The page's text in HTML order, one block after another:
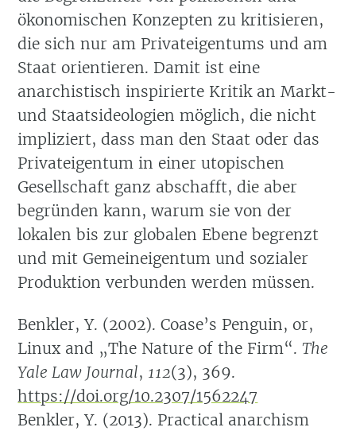
ökonomischen Konzepten zu kritisieren,
die sich nur am Privateigentums und am
Staat orientieren. Damit ist eine
anarchistisch inspirierte Kritik an Markt-
und Staatsideologien möglich, die nicht
impliziert, dass man den Staat oder das
Privateigentum in einer utopischen
Gesellschaft ganz abschafft, die aber
begründen kann, warum sie von der
lokalen bis zur globalen Ebene begrenzt
und mit Gemeineigentum und sozialer
Produktion verbunden werden müssen.
Benkler, Y. (2002). Coase’s Penguin, or,
Linux and „The Nature of the Firm“.The
Yale Law Journal, 112(3), 369.
https://doi.org/10.2307/1562247
Benkler, Y. (2013). Practical anarchism